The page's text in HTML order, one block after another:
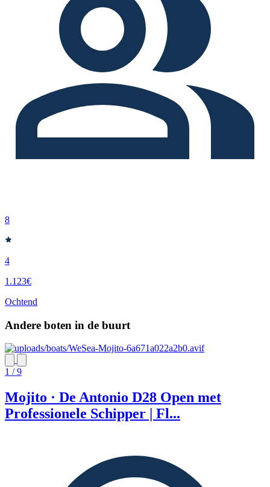
8
4
1.123€
Ochtend
Andere boten in de buurt
1 / 9
Mojito · De Antonio D28 Open met
Professionele Schipper | Fl...